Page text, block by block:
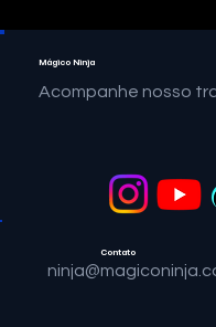
Contato
Acompanhe nosso
Mágico Ninja